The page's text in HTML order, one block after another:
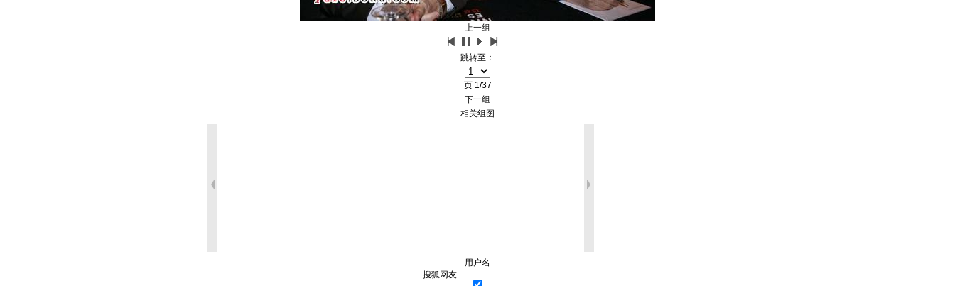
上一组
跳转至：
页 1/37
下一组
相关组图
用户名